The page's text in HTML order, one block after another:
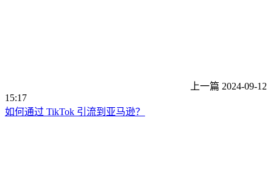
上一篇 2024-09-12
15:17
如何通过 TikTok 引流到亚马逊？